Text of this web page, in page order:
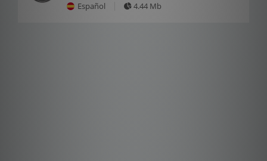
Español 4.44 Mb